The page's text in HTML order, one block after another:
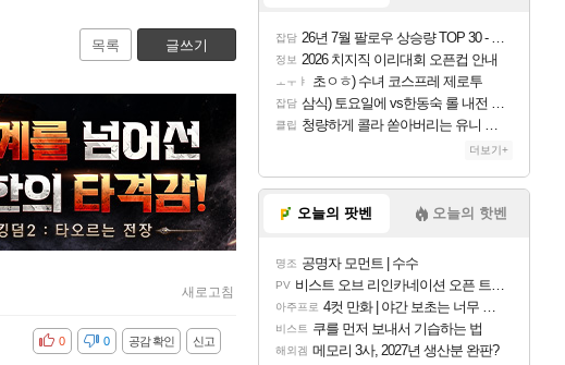
목록 글쓰기
새로고침
신고
공감 확인
비공감 0
0
잡담 26년 7월 팔로우 상승량 TOP 30 - 월간 치지직
정보 2026 치지직 이리대회 오픈컵 안내
ㅗㅜㅑ 초ㅇㅎ) 수녀 코스프레 제로투
잡담 삼식) 토요일에 vs한동숙 롤 내전 예정
클립 청량하게 콜라 쏟아버리는 유니 ㅋㅋㅋ
더보기+
오늘의 팟벤 오늘의 핫벤
명조 공명자 모먼트 | 수수
PV 비스트 오브 리인카네이션 오픈 트레일러
아주프로 4컷 만화 | 야간 보초는 너무 힘들어
비스트 쿠를 먼저 보내서 기습하는 법
해외겜 메모리 3사, 2027년 생산분 완판?